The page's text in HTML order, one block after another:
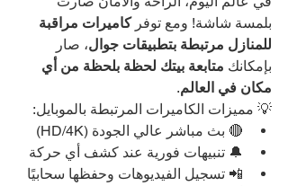
بلمسة شاشة! ومع توفر كاميرات مراقبة
للمنازل مرتبطة بتطبيقات جوال، صار
بإمكانك متابعة بيتك لحظة بلحظة من أي
مكان في العالم.
💡 مميزات الكاميرات المرتبطة بالموبايل:
🔴 بث مباشر عالي الجودة (HD/4K)
🔔 تنبيهات فورية عند كشف أي حركة
📲 تسجيل الفيديوهات وحفظها سحابيًا